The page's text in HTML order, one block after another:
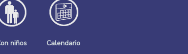
niños Calendario